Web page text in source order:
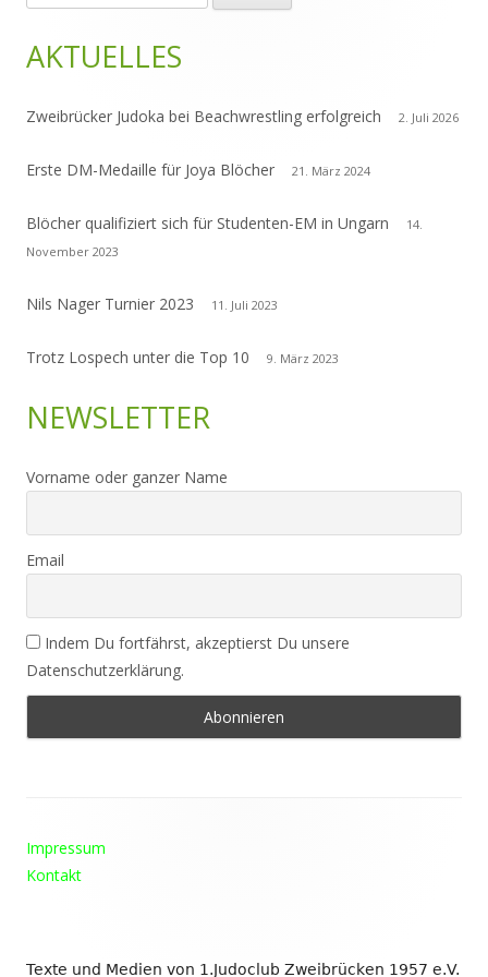
Seitenleiste
nach:
AKTUELLES
Zweibrücker Judoka bei Beachwrestling erfolgreich 2. Juli 2026
Erste DM-Medaille für Joya Blöcher 21. März 2024
Blöcher qualifiziert sich für Studenten-EM in Ungarn
14.
November 2023
Nils Nager Turnier 2023 11. Juli 2023
Trotz Lospech unter die Top 10 9. März 2023
NEWSLETTER
Vorname oder ganzer Name
Email
Indem Du fortfährst, akzeptierst Du unsere
Datenschutzerklärung.
Inhalt
Impressum
Kontakt
Texte und Medien von 1.Judoclub Zweibrücken 1957 e.V.